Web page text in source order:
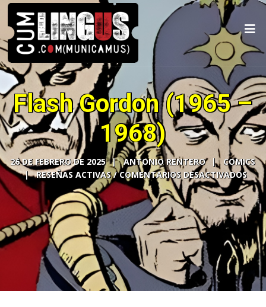
Flash Gordon (1965 –
1968)
26 DE FEBRERO DE 2025 ANTONIO RENTERO
COMICS
COMENTARIOS DESACTIVADOS